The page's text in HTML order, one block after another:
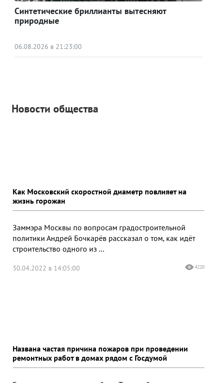
Синтетические бриллианты вытесняют
природные
06.08.2026 в 21:23:00
Новости общества
Как Московский скоростной диаметр повлияет на
жизнь горожан
Заммэра Москвы по вопросам градостроительной
политики Андрей Бочкарёв рассказал о том, как идёт
строительство одного из ...
30.04.2022 в 14:05:00 4220
Названа частая причина пожаров при проведении
ремонтных работ в домах рядом с Госдумой